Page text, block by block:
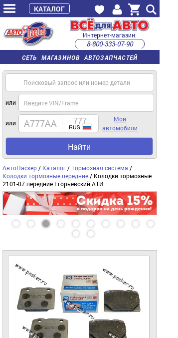
СЕТЬ МАГАЗИНОВ АВТОЗАПЧАСТЕЙ
Интернет-магазин:
8-800-333-07-90
часы работы с 9:00 до 22:00 (пн-пт)
или
или
Мои
автомобили
Найти
АвтоПаскер / Каталог /Тормозная система /
Колодки тормозные передние / Колодки тормозные
2101-07 передние Егорьевский АТИ
КАТАЛОГ